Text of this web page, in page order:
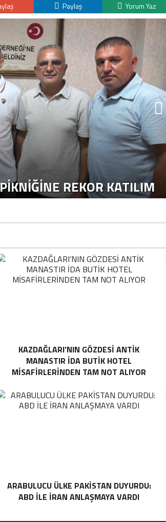
Paylaş Yorum Yaz
REKOR KATILIM
KAZDAĞLARI’NIN GÖZDESI ANTIK
MANASTIR İDA BUTIK HOTEL
MISAFIRLERINDEN TAM NOT ALIYOR
ARABULUCU ÜLKE PAKISTAN DUYURDU:
ABD ILE İRAN ANLAŞMAYA VARDI